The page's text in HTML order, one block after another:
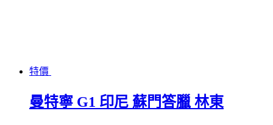
特價
曼特寧 G1 印尼 蘇門答臘 林東